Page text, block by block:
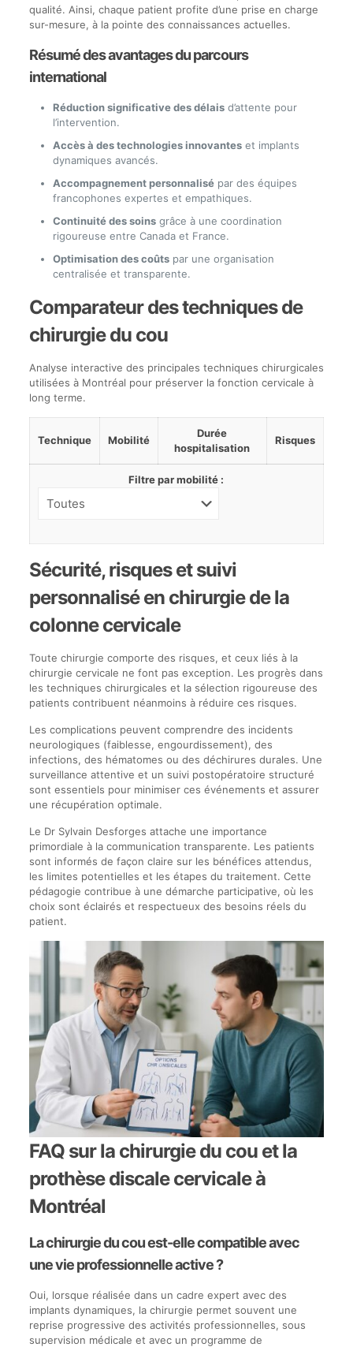
qualité. Ainsi, chaque patient profite d’une prise en charge
sur-mesure, à la pointe des connaissances actuelles.
Résumé des avantages du parcours
international
Réduction significative des délaisd’attente pour
l’intervention.
Accès à des technologies innovanteset implants
dynamiques avancés.
Accompagnement personnalisépar des équipes
francophones expertes et empathiques.
Continuité des soinsgrâce à une coordination
rigoureuse entre Canada et France.
Optimisation des coûtspar une organisation
centralisée et transparente.
Comparateur des techniques de
chirurgie du cou
Analyse interactive des principales techniques chirurgicales
utilisées à Montréal pour préserver la fonction cervicale à
long terme.
comparatif
des
techniques
chirurgicales
du
leur
impact
sur
la
la
durée
d’hospitalisation
et
les
risques
Technique Mobilité
Durée
hospitalisation
Risques
Filtre par mobilité :
Sécurité, risques et suivi
personnalisé en chirurgie de la
colonne cervicale
Toute chirurgie comporte des risques, et ceux liés à la
chirurgie cervicale ne font pas exception. Les progrès dans
les techniques chirurgicales et la sélection rigoureuse des
patients contribuent néanmoins à réduire ces risques.
Les complications peuvent comprendre des incidents
neurologiques (faiblesse, engourdissement), des
infections, des hématomes ou des déchirures durales. Une
surveillance attentive et un suivi postopératoire structuré
sont essentiels pour minimiser ces événements et assurer
une récupération optimale.
Le Dr Sylvain Desforges attache une importance
primordiale à la communication transparente. Les patients
sont informés de façon claire sur les bénéfices attendus,
les limites potentielles et les étapes du traitement. Cette
pédagogie contribue à une démarche participative, où les
choix sont éclairés et respectueux des besoins réels du
patient.
FAQ sur la chirurgie du cou et la
prothèse discale cervicale à
Montréal
La chirurgie du cou est-elle compatible avec
une vie professionnelle active ?
Oui, lorsque réalisée dans un cadre expert avec des
implants dynamiques, la chirurgie permet souvent une
reprise progressive des activités professionnelles, sous
supervision médicale et avec un programme de